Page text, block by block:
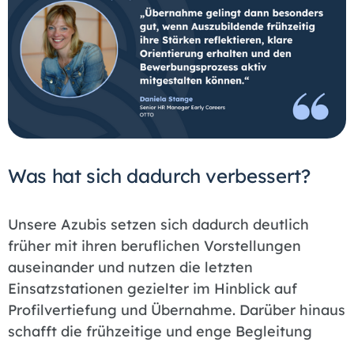
Was hat sich dadurch verbessert?
Unsere Azubis setzen sich dadurch deutlich
früher mit ihren beruflichen Vorstellungen
auseinander und nutzen die letzten
Einsatzstationen gezielter im Hinblick auf
Profilvertiefung und Übernahme. Darüber hinaus
schafft die frühzeitige und enge Begleitung